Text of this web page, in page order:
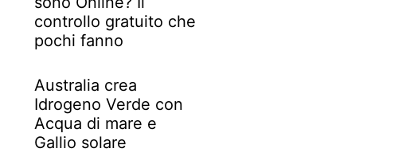
controllo gratuito che
pochi fanno
Australia crea
Idrogeno Verde con
Acqua di mare e
Gallio solare